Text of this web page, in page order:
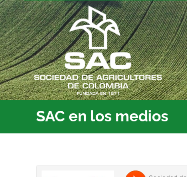
Saltar
al
contenido
SAC en los medios